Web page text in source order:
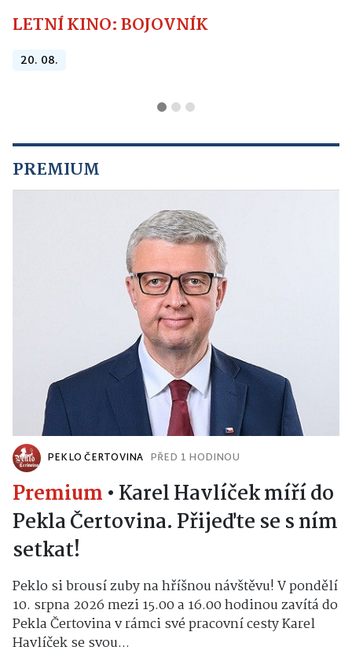
LETNÍ KINO: BOJOVNÍK
20. 08.
PREMIUM
PEKLO ČERTOVINA PŘED 1 HODINOU
Premium • Karel Havlíček míří do
Pekla Čertovina. Přijeďte se s ním
setkat!
Peklo si brousí zuby na hříšnou návštěvu! V pondělí
10. srpna 2026 mezi 15.00 a 16.00 hodinou zavítá do
Pekla Čertovina v rámci své pracovní cesty Karel
Havlíček se svou...